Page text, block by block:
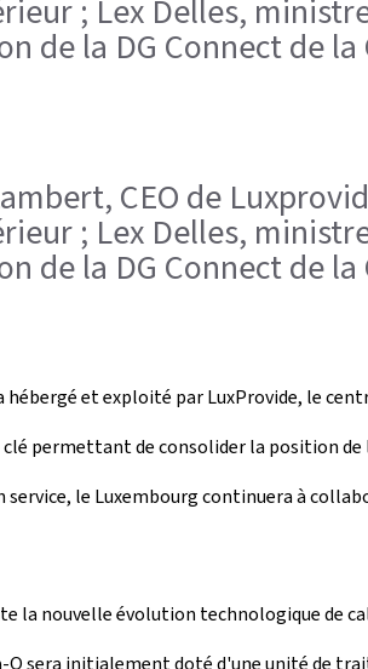
; Lex Delles,
de la DG Connect de
CEO de
; Lex Delles,
de la DG Connect de
et exploité par LuxProvide, le
permettant de consolider la position
service, le Luxembourg continuera à
la nouvelle évolution technologique de
sera initialement doté d'une unité de